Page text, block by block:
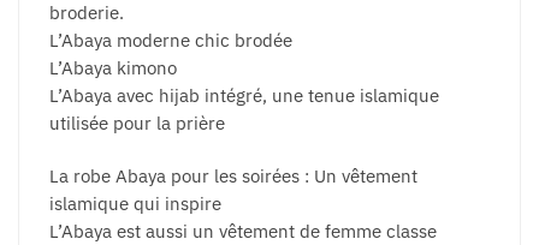
broderie.
L’Abaya moderne chic brodée
L’Abaya kimono
L’Abaya avec hijab intégré, une tenue islamique
utilisée pour la prière
La robe Abaya pour les soirées : Un vêtement
islamique qui inspire
L’Abaya est aussi un vêtement de femme classe